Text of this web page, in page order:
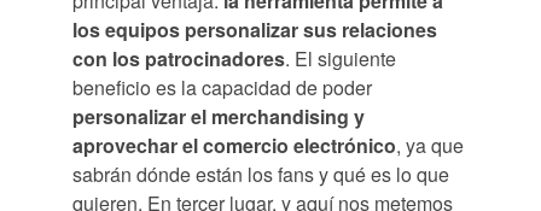
los equipos personalizar sus relaciones
con los patrocinadores. El siguiente
beneficio es la capacidad de poder
personalizar el merchandising y
aprovechar el comercio electrónico, ya que
sabrán dónde están los fans y qué es lo que
quieren. En tercer lugar, y aquí nos metemos